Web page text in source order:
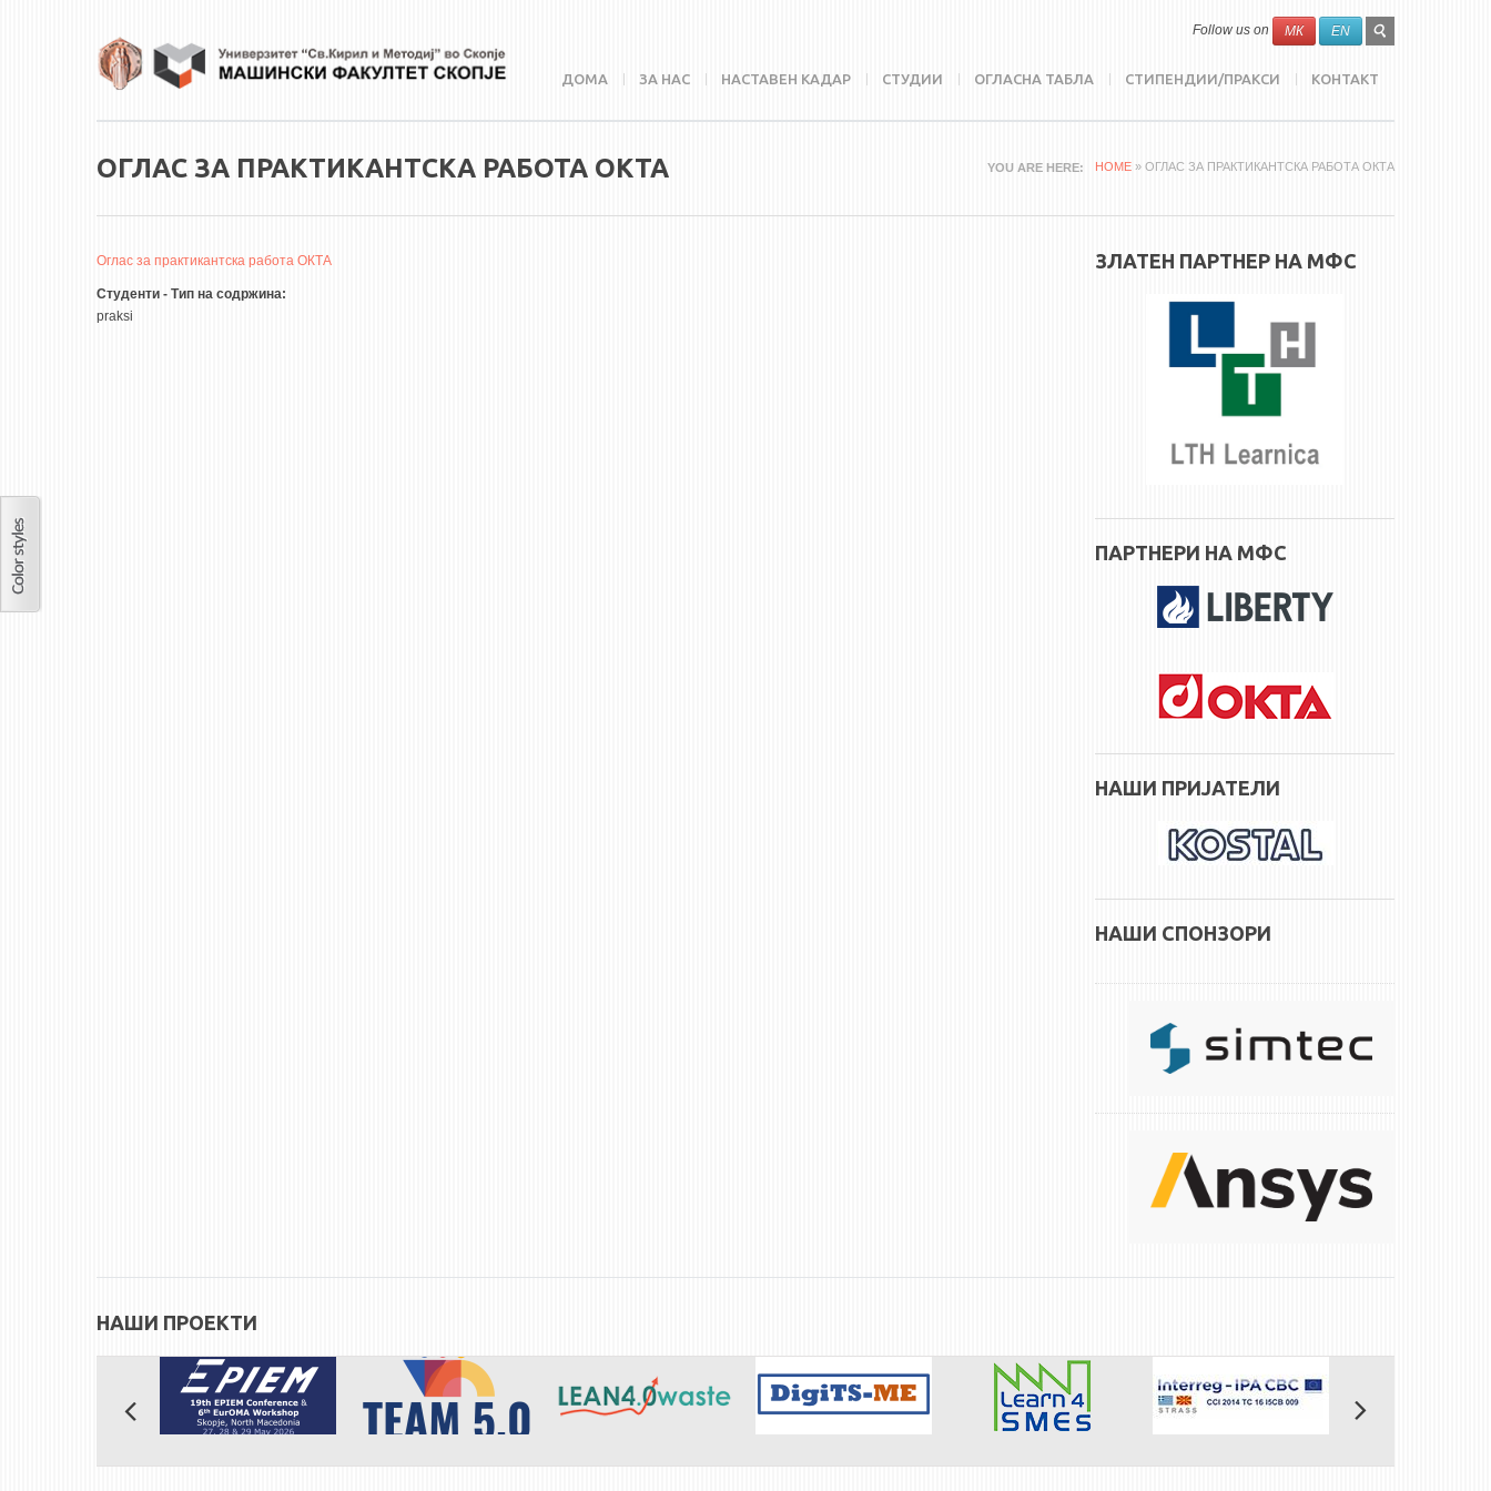
SEARCH
FORM
Search
Follow us on МК EN
ДОМА ЗА НАС НАСТАВЕН КАДАР СТУДИИ ОГЛАСНА ТАБЛА СТИПЕНДИИ/ПРАКСИ КОНТАКТ
YOU ARE HERE HOME » ОГЛАС ЗА ПРАКТИКАНТСКА РАБОТА ОКТА
ОГЛАС ЗА ПРАКТИКАНТСКА РАБОТА ОКТА
Оглас за практикантска работа ОКТА
Студенти - Тип на содржина:
praksi
ЗЛАТЕН ПАРТНЕР НА МФС
ПАРТНЕРИ НА МФС
НАШИ ПРИЈАТЕЛИ
НАШИ СПОНЗОРИ
НАШИ ПРОЕКТИ